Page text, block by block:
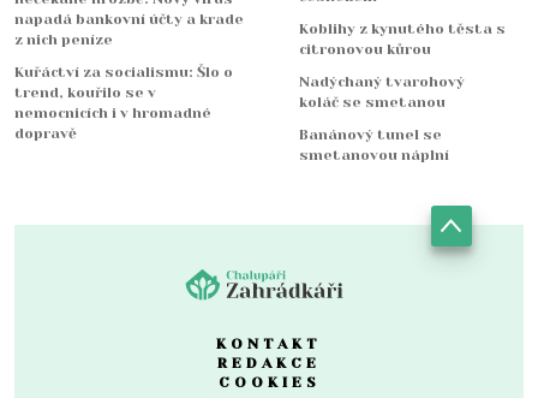
napadá bankovní účty a krade
z nich peníze
Kuřáctví za socialismu: Šlo o
trend, kouřilo se v
nemocnicích i v hromadné
dopravě
Koblihy z kynutého těsta s
citronovou kůrou
Nadýchaný tvarohový
koláč se smetanou
Banánový tunel se
smetanovou náplní
KONTAKT
REDAKCE
COOKIES